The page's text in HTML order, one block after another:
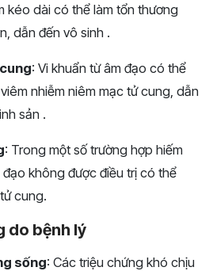
kéo dài có thể làm tổn thương
dẫn đến vô sinh .
: Vi khuẩn từ âm đạo có thể
nhiễm niêm mạc tử cung, dẫn
sản​ .
: Trong một số trường hợp hiếm
không được điều trị có thể
cung​.
do bệnh lý
sống: Các triệu chứng khó chịu